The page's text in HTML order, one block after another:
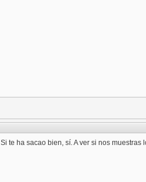
Si te ha sacao bien, sí. A ver si nos muestras